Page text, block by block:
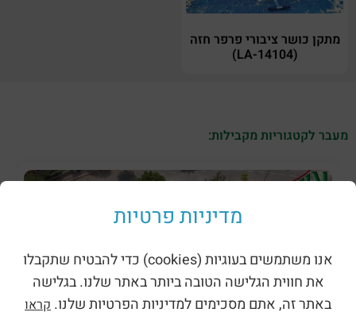
מתקן כושר ציבורי פרפר חזה
(LA-14104)
מעבר לקטגוריות מקבילות:
מדיניות פרטיות
אנו משתמשים בעוגיות (cookies) כדי להבטיח שתקבלו
את חווית הגלישה הטובה ביותר באתר שלנו. בגלישה
באתר זה, אתם מסכימים למדיניות הפרטיות שלנו. קראו